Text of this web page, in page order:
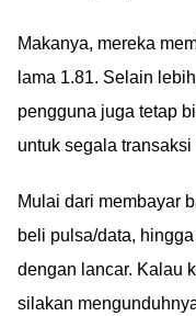
Makanya, mereka
lama 1.81. Selain
pengguna juga tetap
untuk segala transaksi
Mulai dari membayar
beli pulsa/data, hingga
dengan lancar. Kalau
silakan